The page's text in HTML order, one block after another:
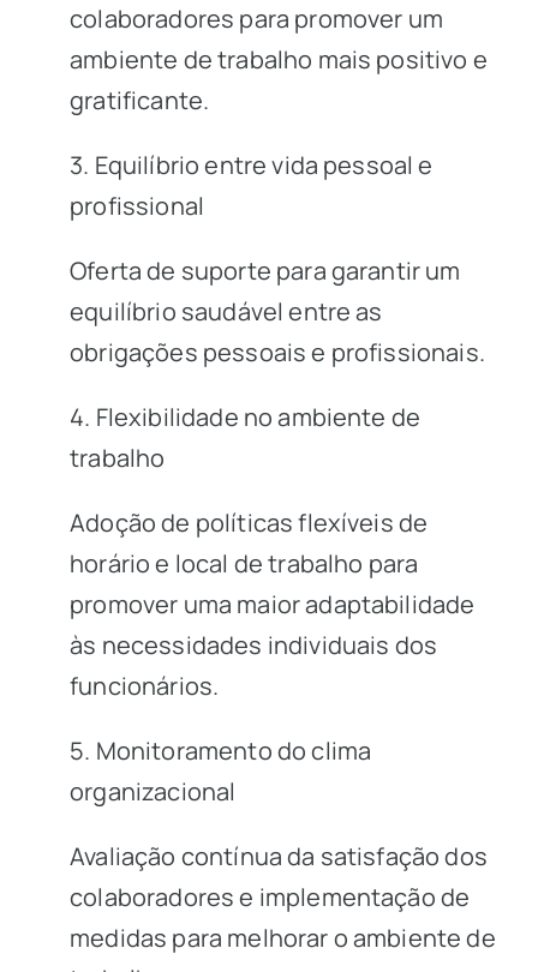
colaboradores para promover um
ambiente de trabalho mais positivo e
gratificante.
3. Equilíbrio entre vida pessoal e
profissional
Oferta de suporte para garantir um
equilíbrio saudável entre as
obrigações pessoais e profissionais.
4. Flexibilidade no ambiente de
trabalho
Adoção de políticas flexíveis de
horário e local de trabalho para
promover uma maior adaptabilidade
às necessidades individuais dos
funcionários.
5. Monitoramento do clima
organizacional
Avaliação contínua da satisfação dos
colaboradores e implementação de
medidas para melhorar o ambiente de